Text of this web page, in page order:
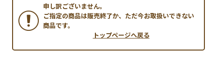
申し訳ございません。
ご指定の商品は販売終了か、ただ今お取扱いできない
商品です。
トップページへ戻る